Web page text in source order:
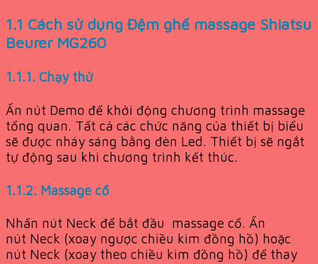
1.1 Cách sử dụng Đệm ghế massage Shiatsu
Beurer MG260
1.1.1. Chạy thử
Ấn nút Demo để khởi động chương trình massage
tổng quan. Tất cả các chức năng của thiết bị biểu
sẽ được nháy sáng bằng đèn Led. Thiết bị sẽ ngắt
tự động sau khi chương trình kết thúc.
1.1.2. Massage cổ
Nhấn nút Neck để bắt đầu massage cổ. Ấn
nút Neck (xoay ngược chiều kim đồng hồ) hoặc
nút Neck (xoay theo chiều kim đồng hồ) để thay